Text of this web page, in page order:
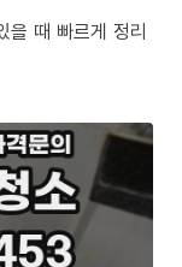
을 때 빠르게 정리